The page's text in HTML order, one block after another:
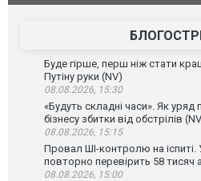
Буде гірше, перш ніж стати
Путіну руки (NV)
08.08.2026, 15:30
«Будуть складні часи». Як
бізнесу збитки від обстрілів
08.08.2026, 15:15
Провал ШІ-контролю на іспиті.
повторно перевірить 58 тисяч
08.08.2026, 15:00